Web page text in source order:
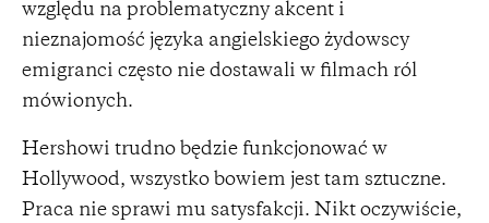
względu na problematyczny akcent i
nieznajomość języka angielskiego żydowscy
emigranci często nie dostawali w filmach ról
mówionych.
Hershowi trudno będzie funkcjonować w
Hollywood, wszystko bowiem jest tam sztuczne.
Praca nie sprawi mu satysfakcji. Nikt oczywiście,